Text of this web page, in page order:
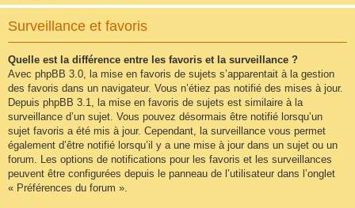
Surveillance et favoris
Quelle est la différence entre les favoris et la surveillance ?
Avec phpBB 3.0, la mise en favoris de sujets s’apparentait à la gestion
des favoris dans un navigateur. Vous n’étiez pas notifié des mises à jour.
Depuis phpBB 3.1, la mise en favoris de sujets est similaire à la
surveillance d’un sujet. Vous pouvez désormais être notifié lorsqu’un
sujet favoris a été mis à jour. Cependant, la surveillance vous permet
également d’être notifié lorsqu’il y a une mise à jour dans un sujet ou un
forum. Les options de notifications pour les favoris et les surveillances
peuvent être configurées depuis le panneau de l’utilisateur dans l’onglet
« Préférences du forum ».